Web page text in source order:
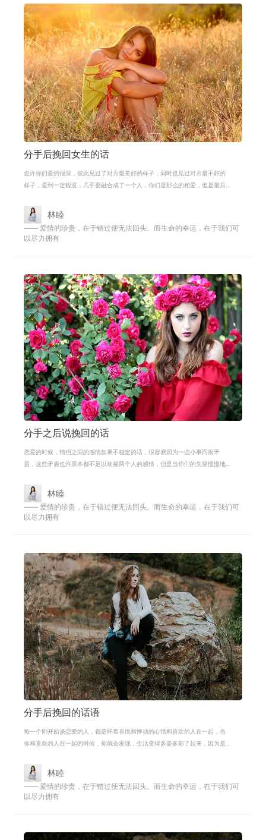
分手后挽回女生的话
也许你们爱的很深，彼此见过了对方最美好的样子，同时也见过对方最不好的
样子，爱到一定程度，几乎要融合成了一个人，你们是那么的相爱，但是最后
林睦
—— 爱情的珍贵，在于错过便无法回头。而生命的幸运，在于我们可
以尽力拥有
分手之后说挽回的话
恋爱的时候，情侣之间的感情如果不稳定的话，很容易因为一些小事而闹矛
盾，这些矛盾也许原本都不足以动摇两个人的感情，但是当你们的失望慢慢地
林睦
—— 爱情的珍贵，在于错过便无法回头。而生命的幸运，在于我们可
以尽力拥有
分手后挽回的话语
每一个刚开始谈恋爱的人，都是怀着喜悦和悸动的心情和喜欢的人在一起，当
你和喜欢的人在一起的时候，你就会发现，生活变得多姿多彩了起来，因为是
林睦
—— 爱情的珍贵，在于错过便无法回头。而生命的幸运，在于我们可
以尽力拥有